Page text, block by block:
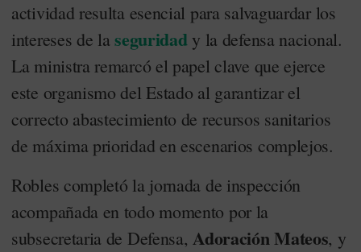
actividad resulta esencial para salvaguardar los
intereses de laseguridady la defensa nacional.
La ministra remarcó el papel clave que ejerce
este organismo del Estado al garantizar el
correcto abastecimiento de recursos sanitarios
de máxima prioridad en escenarios complejos.
Robles completó la jornada de inspección
acompañada en todo momento por la
subsecretaria de Defensa,Adoración Mateos, y